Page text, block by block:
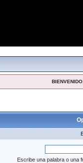
Escribe una palabra o una